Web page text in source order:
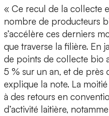
« Ce recul de la collecte
nombre de producteurs
s’accélère ces derniers
que traverse la filière. En
de points de collecte bio
5 % sur un an, et de
explique la note. La
à des retours en
d’activité laitière,